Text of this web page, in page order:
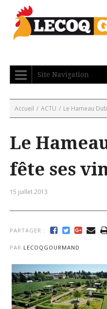
Site Navigation
Accueil / ACTU / Le Hameau
Le
fête ses
15 juillet 2013
PARTAGER :
PAR LECOQGOURMAND